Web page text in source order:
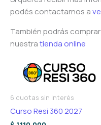
podés contactarnos a
También podrás
nuestratienda online
6 cuotas sin interés
Curso Resi 360 2027